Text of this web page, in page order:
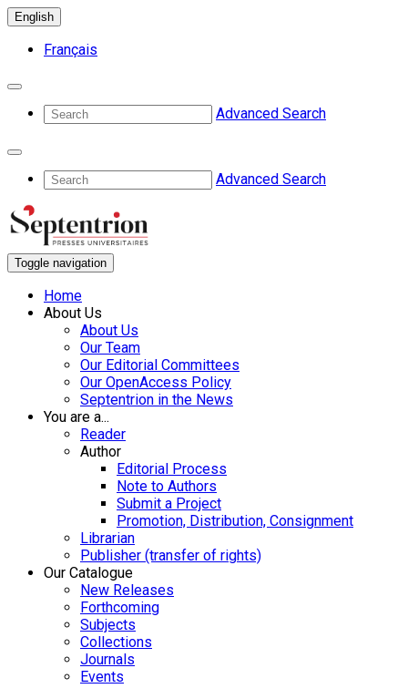
English
Français
Advanced Search
Advanced Search
Toggle navigation
Home
About Us
About Us
Our Team
Our Editorial Committees
Our OpenAccess Policy
Septentrion in the News
You are a...
Reader
Author
Editorial Process
Note to Authors
Submit a Project
Promotion, Distribution, Consignment
Librarian
Publisher (transfer of rights)
Our Catalogue
New Releases
Forthcoming
Subjects
Collections
Journals
Events